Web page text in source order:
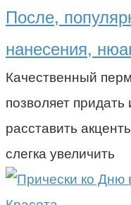
После,
нанесения,
Качественный
позволяет
расставить
слегка увеличить